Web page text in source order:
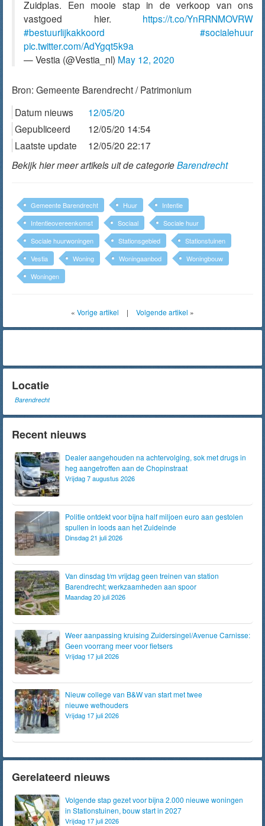
Zuidplas. Een mooie stap in de verkoop van ons
vastgoed hier. https://t.co/YnRRNMOVRW
#bestuurlijkakkoord
#socialehuur
pic.twitter.com/AdYgqt5k9a
— Vestia (@Vestia_nl) May 12, 2020
Bron: Gemeente Barendrecht / Patrimonium
Datum nieuws
12/05/20
Gepubliceerd
12/05/20 14:54
Laatste update
12/05/20 22:17
Bekijk hier meer artikels uit de categorieBarendrecht
Gemeente Barendrecht Huur
Intentie
Intentieovereenkomst
Sociaal
Sociale huur
Sociale huurwoningen
Stationsgebied
Stationstuinen
Vestia
Woning Woningaanbod
Woningbouw
Woningen
« Vorige artikel | Volgende artikel »
Locatie
Barendrecht
Recent nieuws
Dealer aangehouden na achtervolging, sok met drugs in
heg aangetroffen aan de Chopinstraat
Vrijdag 7 augustus 2026
Politie ontdekt voor bijna half miljoen euro aan gestolen
spullen in loods aan het Zuideinde
Dinsdag 21 juli 2026
Van dinsdag t/m vrijdag geen treinen van station
Barendrecht; werkzaamheden aan spoor
Maandag 20 juli 2026
Weer aanpassing kruising Zuidersingel/Avenue Carnisse:
Geen voorrang meer voor fietsers
Vrijdag 17 juli 2026
Nieuw college van B&W van start met twee
nieuwe wethouders
Vrijdag 17 juli 2026
Gerelateerd nieuws
Volgende stap gezet voor bijna 2.000 nieuwe woningen
in Stationstuinen, bouw start in 2027
Vrijdag 17 juli 2026